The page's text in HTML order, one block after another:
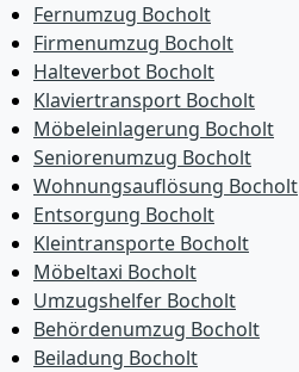
Fernumzug Bocholt
Firmenumzug Bocholt
Halteverbot Bocholt
Klaviertransport Bocholt
Möbeleinlagerung Bocholt
Seniorenumzug Bocholt
Wohnungsauflösung Bocholt
Entsorgung Bocholt
Kleintransporte Bocholt
Möbeltaxi Bocholt
Umzugshelfer Bocholt
Behördenumzug Bocholt
Beiladung Bocholt